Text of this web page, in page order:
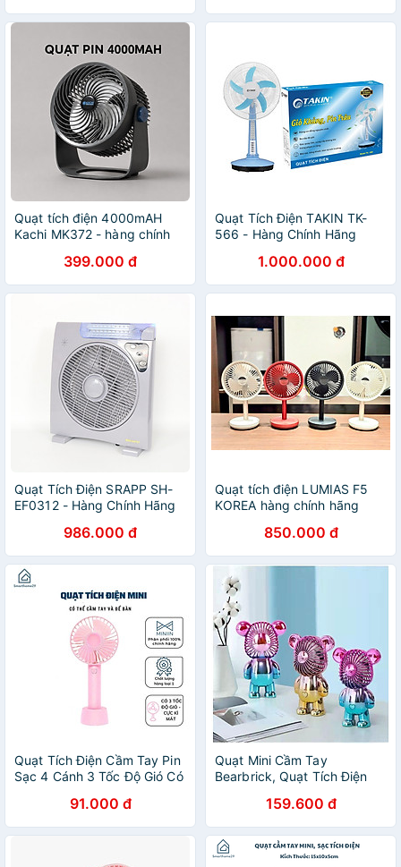
Quạt tích điện 4000mAH
Kachi MK372 - hàng chính
399.000 đ
Quạt Tích Điện TAKIN TK-
566 - Hàng Chính Hãng
1.000.000 đ
Quạt Tích Điện SRAPP SH-
EF0312 - Hàng Chính Hãng
986.000 đ
Quạt tích điện LUMIAS F5
KOREA hàng chính hãng
850.000 đ
Quạt Tích Điện Cầm Tay Pin
Sạc 4 Cánh 3 Tốc Độ Gió Có
Sạc USB Tiện Lợi - HÀNG
CHÍNH HÃNG MINIIN
91.000 đ
Quạt Mini Cầm Tay
Bearbrick, Quạt Tích Điện
Thương Có Sạc USB - Hàng
Loại 1. CHính Hãng MINIIN
159.600 đ